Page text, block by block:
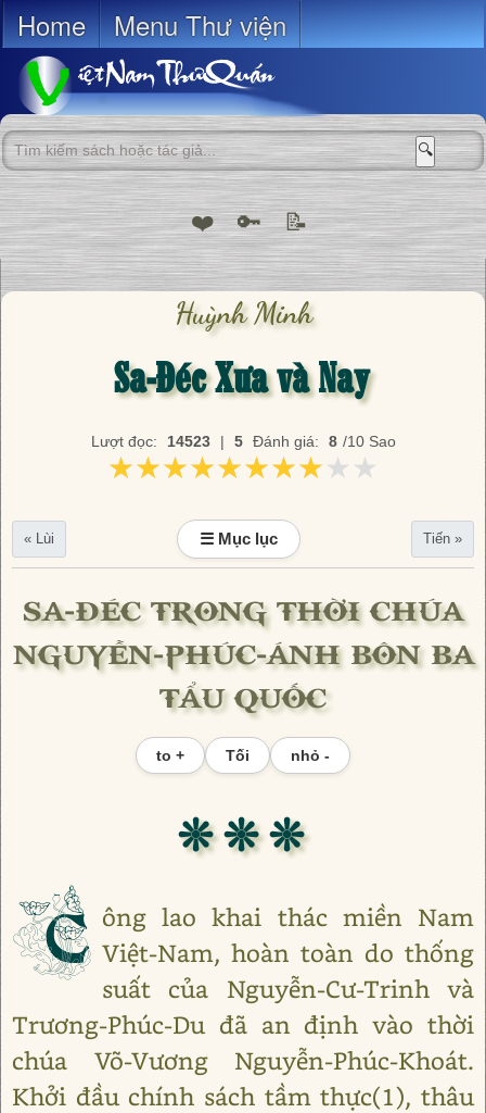
Home Menu Thư viện
🔍
❤️ 🔑 📝
Huỳnh Minh
Sa-Đéc Xưa và Nay
Lượt đọc: 14523 | 5 Đánh giá: 8 /10 Sao
★★★★★★★★★★
★★★★★★★★★★
« Lùi ☰ Mục lục Tiến »
SA-ĐÉC TRONG THỜI CHÚA
NGUYỄN-PHÚC-ÁNH BÔN BA
TẨU QUỐC
to + Tối nhỏ -
❊ ❊ ❊
C ông lao khai thác miền Nam
Việt-Nam, hoàn toàn do thống
suất của Nguyễn-Cư-Trinh và
Trương-Phúc-Du đã an định vào thời
chúa Võ-Vương Nguyễn-Phúc-Khoát.
Khởi đầu chính sách tầm thực(1), thâu